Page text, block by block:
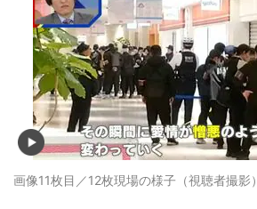
画像11枚目／12枚現場の様子（視聴者撮影）